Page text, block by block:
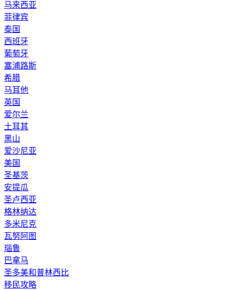
马来西亚
菲律宾
泰国
西班牙
葡萄牙
塞浦路斯
希腊
马耳他
英国
爱尔兰
土耳其
黑山
爱沙尼亚
美国
圣基茨
安提瓜
圣卢西亚
格林纳达
多米尼克
瓦努阿图
瑙鲁
巴拿马
圣多美和普林西比
移民攻略